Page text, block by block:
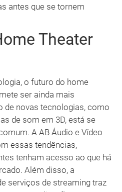
antes que se tornem
Theater
o futuro do home
ser ainda mais
de novas tecnologias, como
de som em 3D, está se
A AB Áudio e Vídeo
essas tendências,
tenham acesso ao que há
Além disso, a
serviços de streaming traz